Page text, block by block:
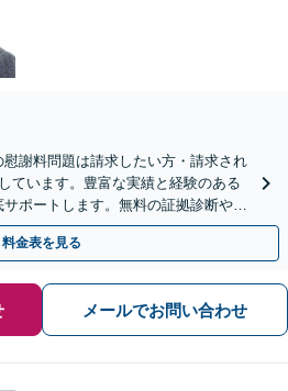
慰謝料問題は請求したい方・請求され
ています。豊富な実績と経験のある
ポートします。無料の証拠診断や着
心してご相談ください。
料金表を見る
メールでお問い合わせ